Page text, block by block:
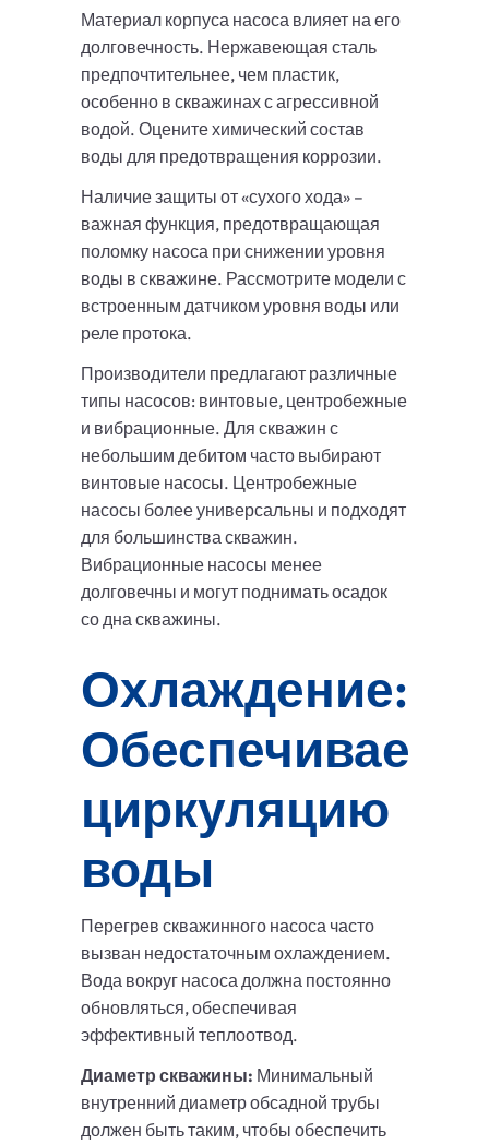
Материал корпуса насоса влияет на его
долговечность. Нержавеющая сталь
предпочтительнее, чем пластик,
особенно в скважинах с агрессивной
водой. Оцените химический состав
воды для предотвращения коррозии.
Наличие защиты от «сухого хода» –
важная функция, предотвращающая
поломку насоса при снижении уровня
воды в скважине. Рассмотрите модели с
встроенным датчиком уровня воды или
реле протока.
Производители предлагают различные
типы насосов: винтовые, центробежные
и вибрационные. Для скважин с
небольшим дебитом часто выбирают
винтовые насосы. Центробежные
насосы более универсальны и подходят
для большинства скважин.
Вибрационные насосы менее
долговечны и могут поднимать осадок
со дна скважины.
Охлаждение:
Обеспечиваем
циркуляцию
воды
Перегрев скважинного насоса часто
вызван недостаточным охлаждением.
Вода вокруг насоса должна постоянно
обновляться, обеспечивая
эффективный теплоотвод.
Диаметр скважины: Минимальный
внутренний диаметр обсадной трубы
должен быть таким, чтобы обеспечить